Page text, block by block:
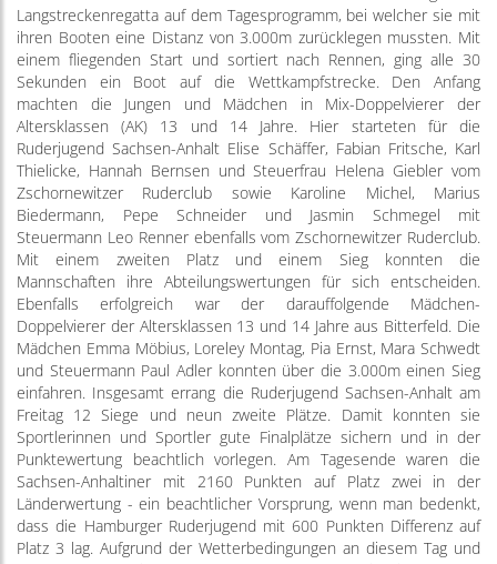
Langstreckenregatta auf dem Tagesprogramm, bei welcher sie mit
ihren Booten eine Distanz von 3.000m zurücklegen mussten. Mit
einem fliegenden Start und sortiert nach Rennen, ging alle 30
Sekunden ein Boot auf die Wettkampfstrecke. Den Anfang
machten die Jungen und Mädchen in Mix-Doppelvierer der
Altersklassen (AK) 13 und 14 Jahre. Hier starteten für die
Ruderjugend Sachsen-Anhalt Elise Schäffer, Fabian Fritsche, Karl
Thielicke, Hannah Bernsen und Steuerfrau Helena Giebler vom
Zschornewitzer Ruderclub sowie Karoline Michel, Marius
Biedermann, Pepe Schneider und Jasmin Schmegel mit
Steuermann Leo Renner ebenfalls vom Zschornewitzer Ruderclub.
Mit einem zweiten Platz und einem Sieg konnten die
Mannschaften ihre Abteilungswertungen für sich entscheiden.
Ebenfalls erfolgreich war der darauffolgende Mädchen-
Doppelvierer der Altersklassen 13 und 14 Jahre aus Bitterfeld. Die
Mädchen Emma Möbius, Loreley Montag, Pia Ernst, Mara Schwedt
und Steuermann Paul Adler konnten über die 3.000m einen Sieg
einfahren. Insgesamt errang die Ruderjugend Sachsen-Anhalt am
Freitag 12 Siege und neun zweite Plätze. Damit konnten sie
Sportlerinnen und Sportler gute Finalplätze sichern und in der
Punktewertung beachtlich vorlegen. Am Tagesende waren die
Sachsen-Anhaltiner mit 2160 Punkten auf Platz zwei in der
Länderwertung - ein beachtlicher Vorsprung, wenn man bedenkt,
dass die Hamburger Ruderjugend mit 600 Punkten Differenz auf
Platz 3 lag. Aufgrund der Wetterbedingungen an diesem Tag und